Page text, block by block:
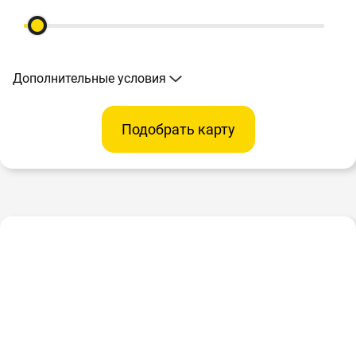
Дополнительные условия
Подобрать карту